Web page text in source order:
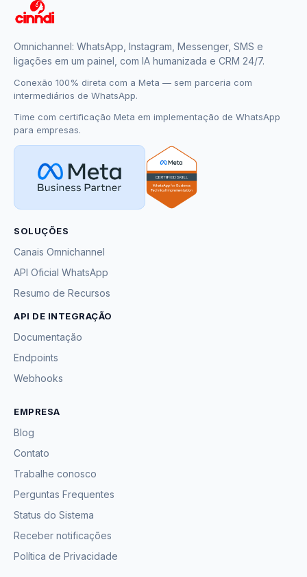
Omnichannel: WhatsApp, Instagram, Messenger, SMS e
ligações em um painel, com IA humanizada e CRM 24/7.
Conexão 100% direta com a Meta — sem parceria com
intermediários de WhatsApp.
Time com certificação Meta em implementação de WhatsApp
para empresas.
SOLUÇÕES
Canais Omnichannel
API Oficial WhatsApp
Resumo de Recursos
API DE INTEGRAÇÃO
Documentação
Endpoints
Webhooks
EMPRESA
Blog
Contato
Trabalhe conosco
Perguntas Frequentes
Status do Sistema
Receber notificações
Política de Privacidade